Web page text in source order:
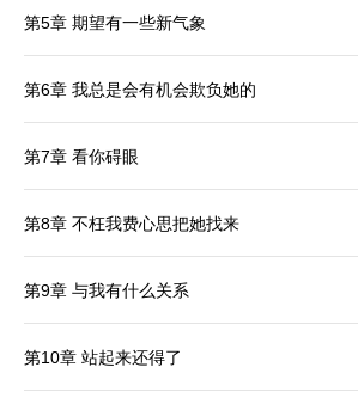
第5章 期望有一些新气象
第6章 我总是会有机会欺负她的
第7章 看你碍眼
第8章 不枉我费心思把她找来
第9章 与我有什么关系
第10章 站起来还得了